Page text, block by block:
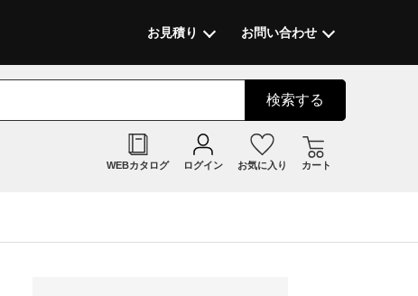
お見積り お問い合わせ
検索する
WEBカタログ ログイン お気に入り カート